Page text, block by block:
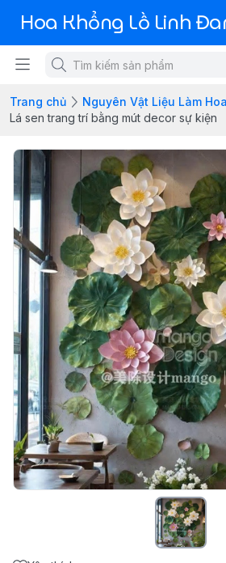
Hoa Khổng Lồ Linh
Trang chủ Nguyên Vật Liệu Làm
Lá sen trang trí bằng mút decor sự kiện